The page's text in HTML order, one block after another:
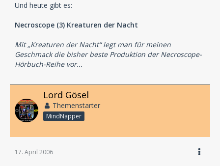
Und heute gibt es:
Necroscope (3) Kreaturen der Nacht
Mit „Kreaturen der Nacht“ legt man für meinen
Geschmack die bisher beste Produktion der Necroscope-
Hörbuch-Reihe vor...
Lord Gösel
Themenstarter
MindNapper
17. April 2006